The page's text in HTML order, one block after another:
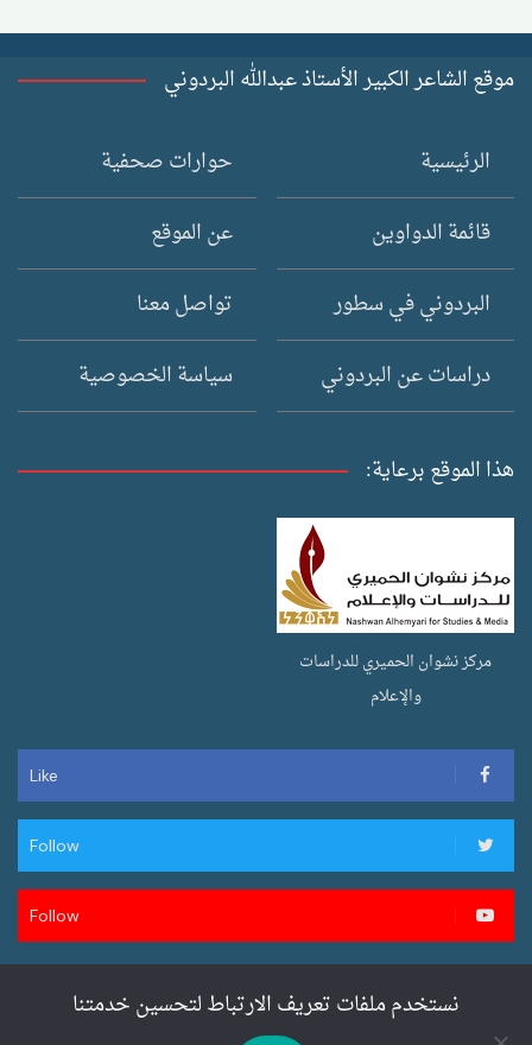
موقع الشاعر الكبير الأستاذ عبدالله البردوني
الرئيسية
قائمة الدواوين
البردوني في سطور
دراسات عن البردوني
حوارات صحفية
عن الموقع
تواصل معنا
سياسة الخصوصية
هذا الموقع برعاية:
مركز نشوان الحميري للدراسات
والإعلام
Like
Follow
Follow
تصميم وتطوير سنان ويب لخدمات المواقع
نستخدم ملفات تعريف الارتباط لتحسين خدمتنا